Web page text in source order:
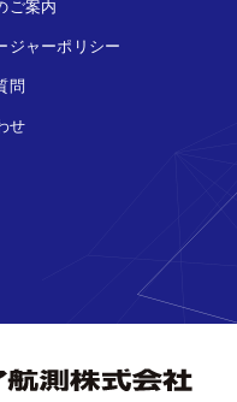
ご案内
ジャーポリシー
問
せ